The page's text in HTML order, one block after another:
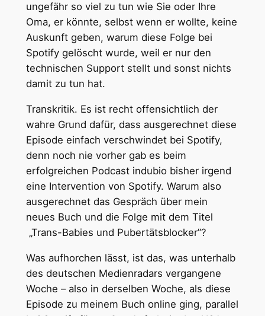
ungefähr so viel zu tun wie Sie oder Ihre
Oma, er könnte, selbst wenn er wollte, keine
Auskunft geben, warum diese Folge bei
Spotify gelöscht wurde, weil er nur den
technischen Support stellt und sonst nichts
damit zu tun hat.
Transkritik. Es ist recht offensichtlich der
wahre Grund dafür, dass ausgerechnet diese
Episode einfach verschwindet bei Spotify,
denn noch nie vorher gab es beim
erfolgreichen Podcast indubio bisher irgend
eine Intervention von Spotify. Warum also
ausgerechnet das Gespräch über mein
neues Buch und die Folge mit dem Titel
„Trans-Babies und Pubertätsblocker”?
Was aufhorchen lässt, ist das, was unterhalb
des deutschen Medienradars vergangene
Woche – also in derselben Woche, als diese
Episode zu meinem Buch online ging, parallel